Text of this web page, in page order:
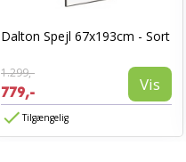
Dalton Spejl 67x193cm - Sort
1.299,-
779,- Vis
Tilgængelig